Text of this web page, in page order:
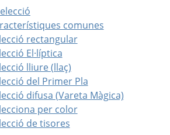
comunes
rectangular
El·líptica
lliure (llaç)
del Primer Pla
difusa (Vareta Màgica)
per color
de tisores